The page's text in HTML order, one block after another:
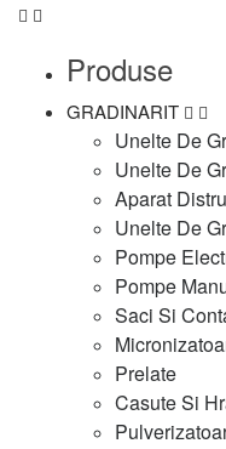
Produse
GRADINARIT
Unelte De
Unelte De
Aparat
Unelte De
Pompe
Pompe
Saci Si
Prelate
Casute Si